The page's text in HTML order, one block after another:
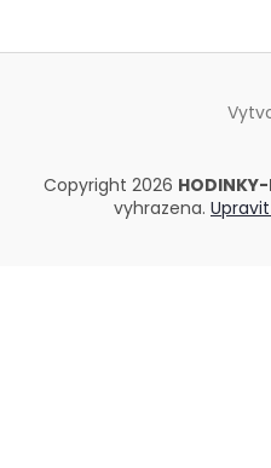
Copyright 2026
vyhrazena.